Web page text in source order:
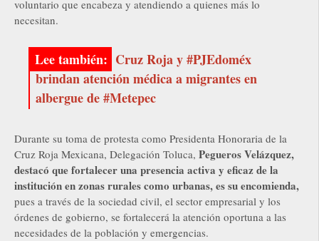
voluntario que encabeza y atendiendo a quienes más lo
necesitan.
Cruz Roja y #PJEdoméx
brindan atención médica a migrantes en
albergue de #Metepec
Durante su toma de protesta como Presidenta Honoraria de la
Cruz Roja Mexicana, Delegación Toluca, Pegueros Velázquez,
destacó que fortalecer una presencia activa y eficaz de la
institución en zonas rurales como urbanas, es su encomienda,
pues a través de la sociedad civil, el sector empresarial y los
órdenes de gobierno, se fortalecerá la atención oportuna a las
necesidades de la población y emergencias.